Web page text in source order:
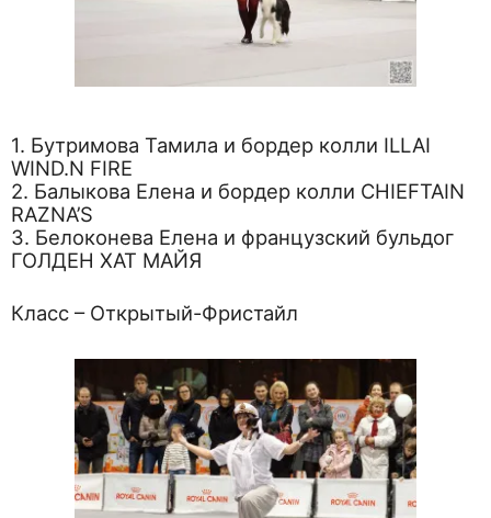
1. Бутримова Тамила и бордер колли ILLAI
WIND.N FIRE
2. Балыкова Елена и бордер колли CHIEFTAIN
RAZNA’S
3. Белоконева Елена и французский бульдог
ГОЛДЕН ХАТ МАЙЯ
Класс – Открытый-Фристайл